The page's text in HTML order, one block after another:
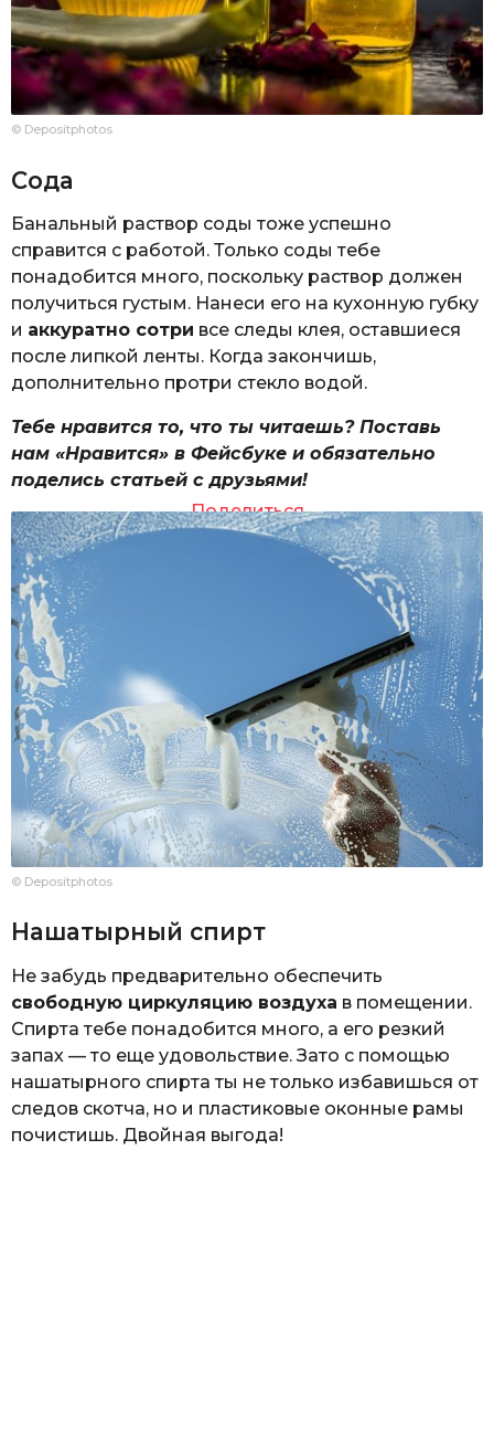
© Depositphotos
Сода
Банальный раствор соды тоже успешно
справится с работой. Только соды тебе
понадобится много, поскольку раствор должен
получиться густым. Нанеси его на кухонную губку
и аккуратно сотри все следы клея, оставшиеся
после липкой ленты. Когда закончишь,
дополнительно протри стекло водой.
Тебе нравится то, что ты читаешь? Поставь
нам «Нравится» в Фейсбуке и обязательно
поделись статьей с друзьями!
Поделиться
© Depositphotos
Нашатырный спирт
Не забудь предварительно обеспечить
свободную циркуляцию воздуха в помещении.
Спирта тебе понадобится много, а его резкий
запах — то еще удовольствие. Зато с помощью
нашатырного спирта ты не только избавишься от
следов скотча, но и пластиковые оконные рамы
почистишь. Двойная выгода!